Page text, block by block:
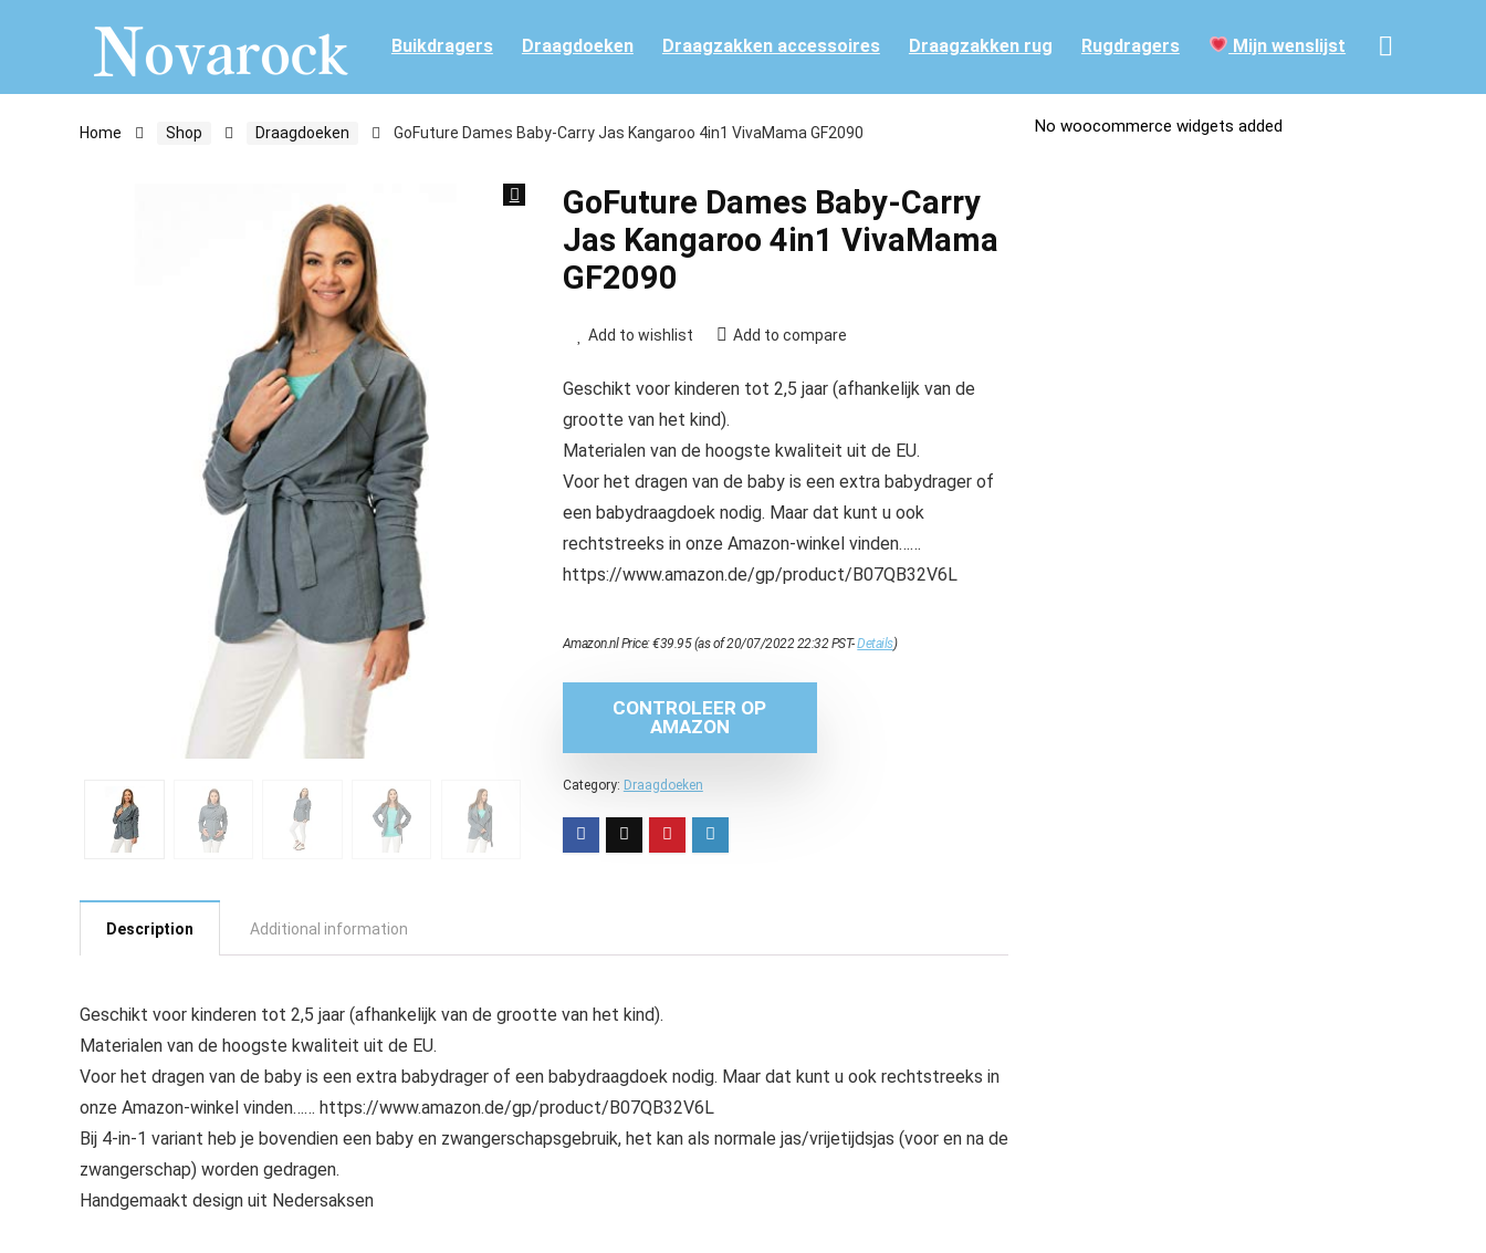
Buikdragers Draagdoeken Draagzakken accessoires Draagzakken rug Rugdragers Mijn wenslijst
Home Shop Draagdoeken GoFuture Dames Baby-Carry Jas Kangaroo 4in1 VivaMama GF2090
GoFuture Dames Baby-Carry
Jas Kangaroo 4in1 VivaMama
GF2090
Add to wishlist Add to compare
Geschikt voor kinderen tot 2,5 jaar (afhankelijk van de
grootte van het kind).
Materialen van de hoogste kwaliteit uit de EU.
Voor het dragen van de baby is een extra babydrager of
een babydraagdoek nodig. Maar dat kunt u ook
rechtstreeks in onze Amazon-winkel vinden……
https://www.amazon.de/gp/product/B07QB32V6L
Amazon.nl Price:€39.95(as of 20/07/2022 22:32 PST-Details)
CONTROLEER OP
AMAZON
Category: Draagdoeken
Description Additional information
Geschikt voor kinderen tot 2,5 jaar (afhankelijk van de grootte van het kind).
Materialen van de hoogste kwaliteit uit de EU.
Voor het dragen van de baby is een extra babydrager of een babydraagdoek nodig. Maar dat kunt u ook rechtstreeks in
onze Amazon-winkel vinden…… https://www.amazon.de/gp/product/B07QB32V6L
Bij 4-in-1 variant heb je bovendien een baby en zwangerschapsgebruik, het kan als normale jas/vrijetijdsjas (voor en na de
zwangerschap) worden gedragen.
Handgemaakt design uit Nedersaksen
No woocommerce widgets added